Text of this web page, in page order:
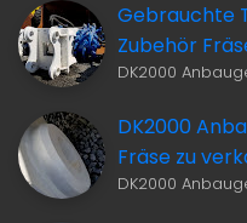
Gebrauchte
Zubehör
DK2000
DK2000
Fräse zu
DK2000